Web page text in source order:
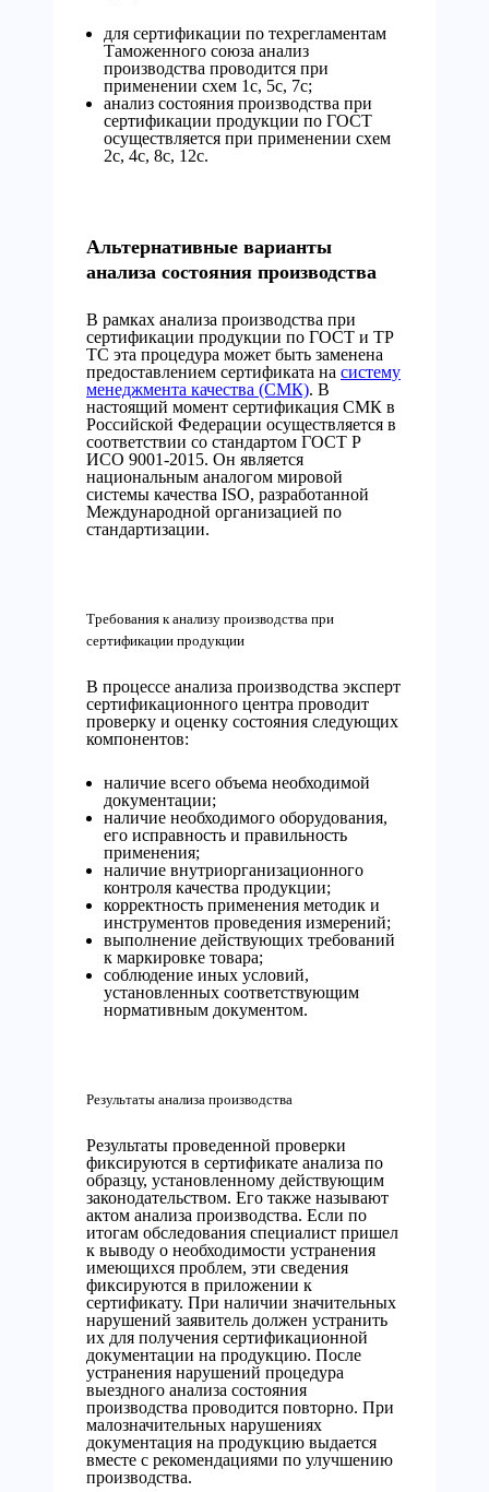
для сертификации по техрегламентам
Таможенного союза анализ
производства проводится при
применении схем 1с, 5с, 7с;
анализ состояния производства при
сертификации продукции по ГОСТ
осуществляется при применении схем
2с, 4с, 8с, 12с.
Альтернативные варианты
анализа состояния производства
В рамках анализа производства при
сертификации продукции по ГОСТ и ТР
ТС эта процедура может быть заменена
предоставлением сертификата на систему
менеджмента качества (СМК). В
настоящий момент сертификация СМК в
Российской Федерации осуществляется в
соответствии со стандартом ГОСТ Р
ИСО 9001-2015. Он является
национальным аналогом мировой
системы качества ISO, разработанной
Международной организацией по
стандартизации.
Требования к анализу производства при
сертификации продукции
В процессе анализа производства эксперт
сертификационного центра проводит
проверку и оценку состояния следующих
компонентов:
наличие всего объема необходимой
документации;
наличие необходимого оборудования,
его исправность и правильность
применения;
наличие внутриорганизационного
контроля качества продукции;
корректность применения методик и
инструментов проведения измерений;
выполнение действующих требований
к маркировке товара;
соблюдение иных условий,
установленных соответствующим
нормативным документом.
Результаты анализа производства
Результаты проведенной проверки
фиксируются в сертификате анализа по
образцу, установленному действующим
законодательством. Его также называют
актом анализа производства. Если по
итогам обследования специалист пришел
к выводу о необходимости устранения
имеющихся проблем, эти сведения
фиксируются в приложении к
сертификату. При наличии значительных
нарушений заявитель должен устранить
их для получения сертификационной
документации на продукцию. После
устранения нарушений процедура
выездного анализа состояния
производства проводится повторно. При
малозначительных нарушениях
документация на продукцию выдается
вместе с рекомендациями по улучшению
производства.